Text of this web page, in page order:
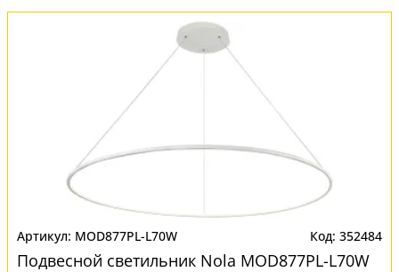
MOD877PL-L70W 352484
Подвесной светильник Nola MOD877PL-L70W